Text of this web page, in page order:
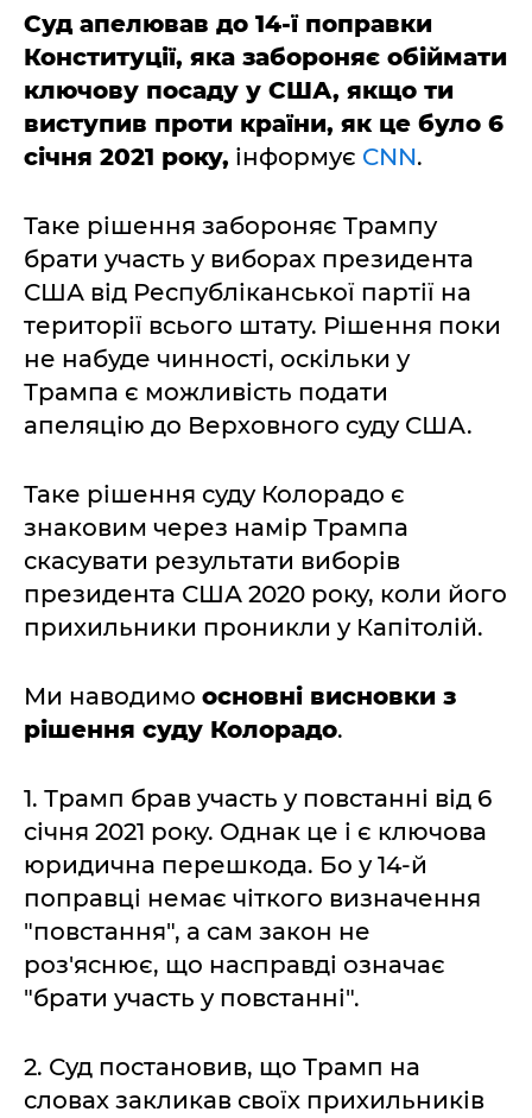
Суд апелював до 14-ї поправки
Конституції, яка забороняє обіймати
ключову посаду у США, якщо ти
виступив проти країни, як це було 6
січня 2021 року, інформує CNN.
Таке рішення забороняє Трампу
брати участь у виборах президента
США від Республіканської партії на
території всього штату. Рішення поки
не набуде чинності, оскільки у
Трампа є можливість подати
апеляцію до Верховного суду США.
Таке рішення суду Колорадо є
знаковим через намір Трампа
скасувати результати виборів
президента США 2020 року, коли його
прихильники проникли у Капітолій.
Ми наводимо основні висновки з
рішення суду Колорадо.
1. Трамп брав участь у повстанні від 6
січня 2021 року. Однак це і є ключова
юридична перешкода. Бо у 14-й
поправці немає чіткого визначення
"повстання", а сам закон не
роз'яснює, що насправді означає
"брати участь у повстанні".
2. Суд постановив, що Трамп на
словах закликав своїх прихильників